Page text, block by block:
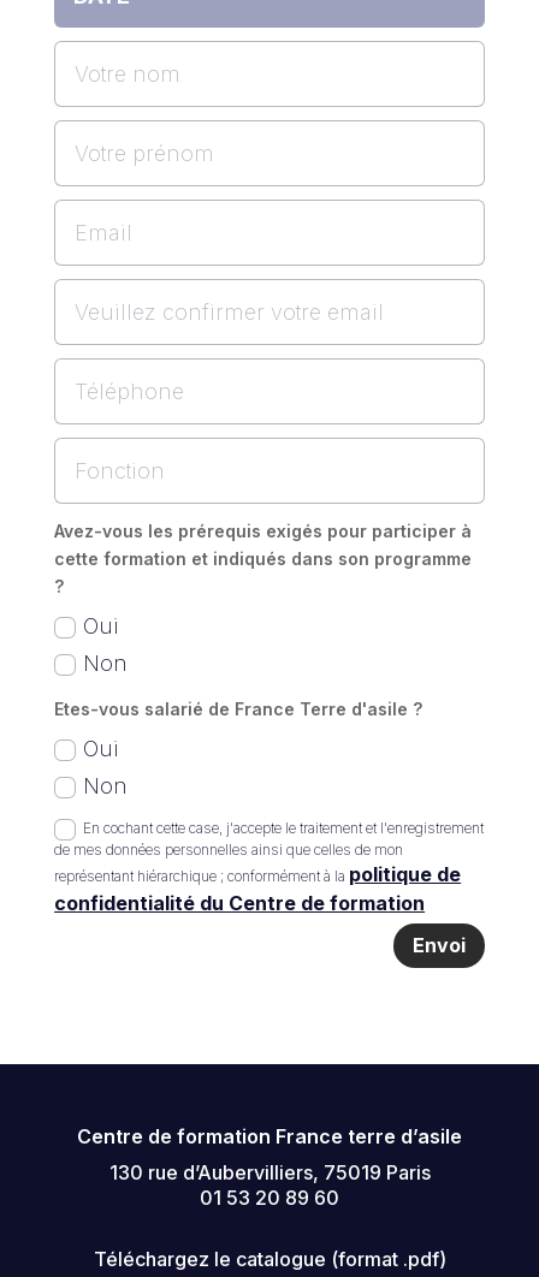
Avez-vous les prérequis exigés pour participer à
cette formation et indiqués dans son programme
?
Oui
Non
Etes-vous salarié de France Terre d'asile ?
Oui
Non
En cochant cette case, j'accepte le traitement et l'enregistrement
de mes données personnelles ainsi que celles de mon
représentant hiérarchique ; conformément à la politique de
confidentialité du Centre de formation
Envoi
Centre de formation France terre d’asile
130 rue d’Aubervilliers, 75019 Paris
01 53 20 89 60
Téléchargez le catalogue (format .pdf)